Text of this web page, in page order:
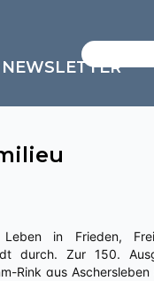
NEWSLETTER
durch. Zur 150.
Rink aus Aschersleben